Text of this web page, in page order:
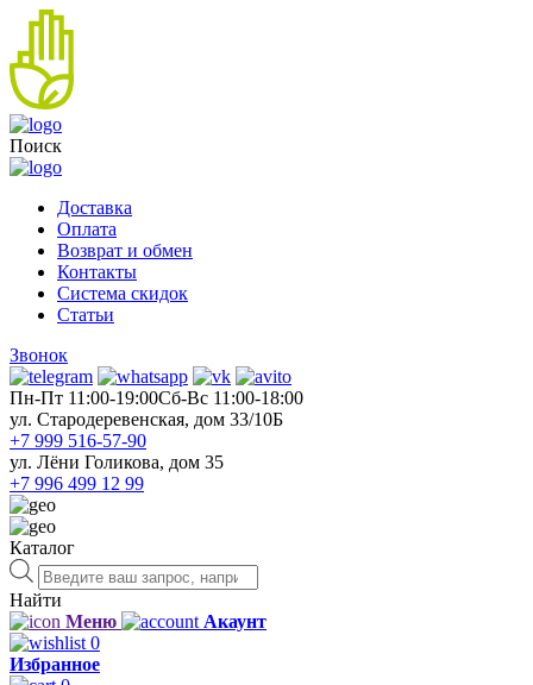
Поиск
Доставка
Оплата
Возврат и обмен
Контакты
Система скидок
Статьи
Звонок
Пн-Пт 11:00-19:00Cб-Вс 11:00-18:00
ул. Стародеревенская, дом 33/10Б
+7 999 516-57-90
ул. Лёни Голикова, дом 35
+7 996 499 12 99
Каталог
Поиск
товаров
Найти
Меню
Акаунт
0
Избранное